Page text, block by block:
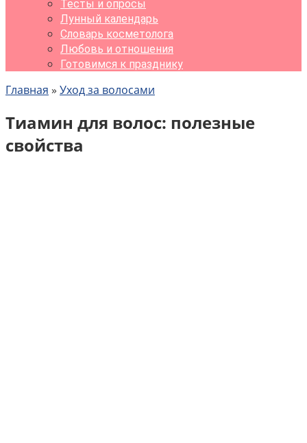
Тесты и опросы
Лунный календарь
Словарь косметолога
Любовь и отношения
Готовимся к празднику
Главная » Уход за волосами
Тиамин для волос: полезные
свойства